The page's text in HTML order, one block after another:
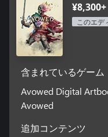
¥8,300+
このエデ
含まれているゲーム
Avowed Digital
Avowed
追加コンテンツ